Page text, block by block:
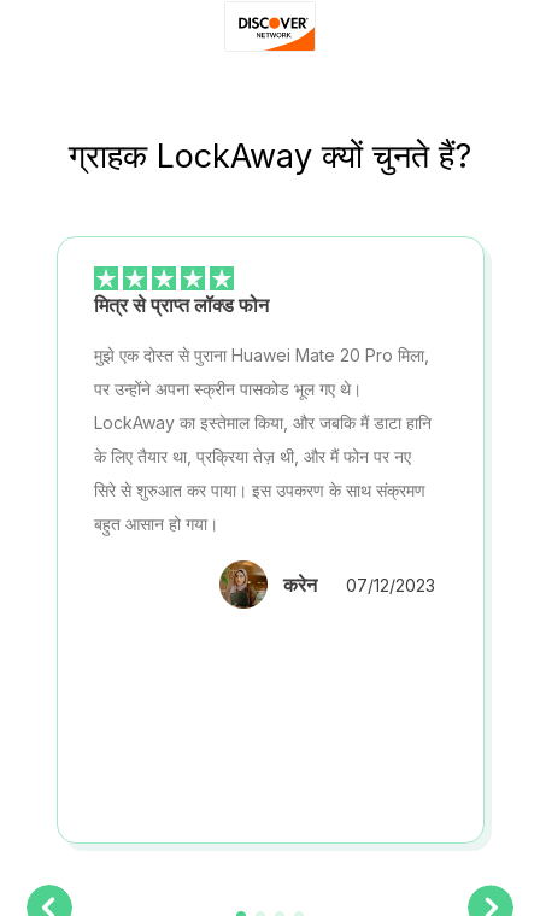
ग्राहक LockAway क्यों चुनते हैं?
मित्र से प्राप्त लॉक्ड फोन
मुझे एक दोस्त से पुराना Huawei Mate 20 Pro मिला,
पर उन्होंने अपना स्क्रीन पासकोड भूल गए थे।
LockAway का इस्तेमाल किया, और जबकि मैं डाटा हानि
के लिए तैयार था, प्रक्रिया तेज़ थी, और मैं फोन पर नए
सिरे से शुरुआत कर पाया। इस उपकरण के साथ संक्रमण
बहुत आसान हो गया।
करेन 07/12/2023